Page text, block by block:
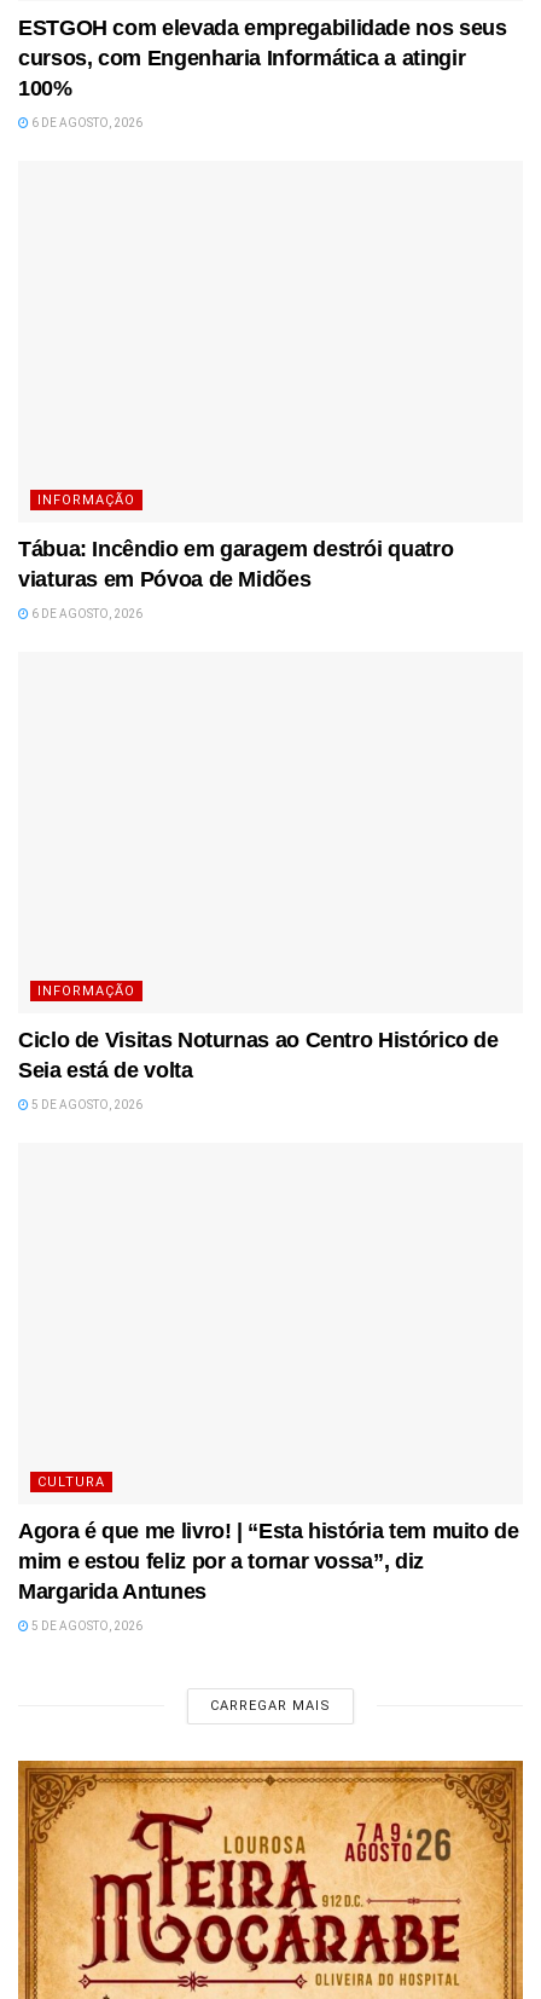
ESTGOH com elevada empregabilidade nos seus
cursos, com Engenharia Informática a atingir
100%
6 DE AGOSTO, 2026
INFORMAÇÃO
Tábua: Incêndio em garagem destrói quatro
viaturas em Póvoa de Midões
6 DE AGOSTO, 2026
INFORMAÇÃO
Ciclo de Visitas Noturnas ao Centro Histórico de
Seia está de volta
5 DE AGOSTO, 2026
CULTURA
Agora é que me livro! | “Esta história tem muito de
mim e estou feliz por a tornar vossa”, diz
Margarida Antunes
5 DE AGOSTO, 2026
CARREGAR MAIS